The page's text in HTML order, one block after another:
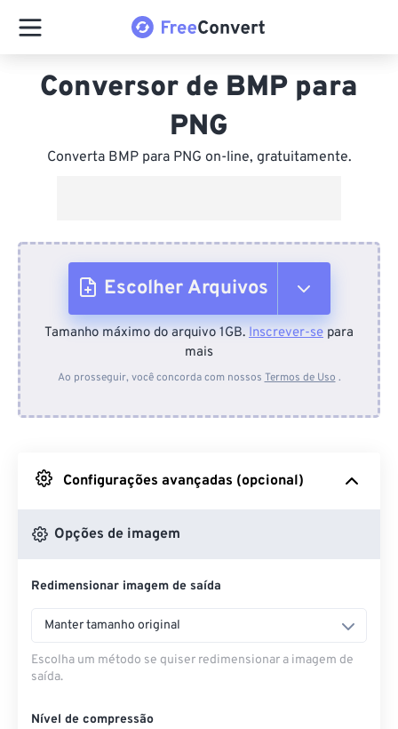
Conversor de BMP para
PNG
Converta BMP para PNG on-line, gratuitamente.
Escolher Arquivos
Do dispositivo
Do Google Drive
Do OneDrive
Da URL
Tamanho máximo do arquivo 1GB. Inscrever-se para
mais
Ao prosseguir, você concorda com nossos Termos de Uso .
Configurações avançadas (opcional)
Opções de imagem
Redimensionar imagem de saída
Manter tamanho original
Escolha um método se quiser redimensionar a imagem de
saída.
Nível de compressão